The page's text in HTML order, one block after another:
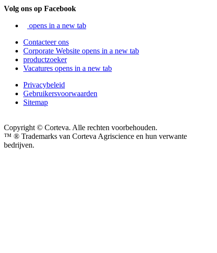
Volg ons op Facebook
opens in a new tab
Contacteer ons
Corporate Website opens in a new tab
productzoeker
Vacatures opens in a new tab
Privacybeleid
Gebruikersvoorwaarden
Sitemap
Copyright © Corteva. Alle rechten voorbehouden.
™ ® Trademarks van Corteva Agriscience en hun verwante
bedrijven.